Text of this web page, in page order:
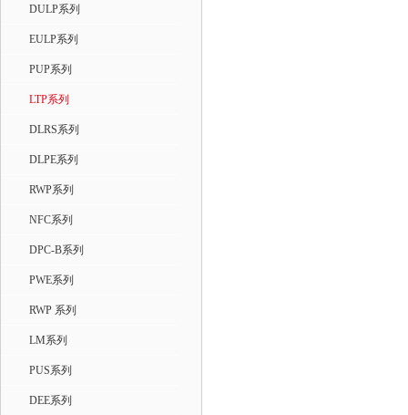
DULP系列
EULP系列
PUP系列
LTP系列
DLRS系列
DLPE系列
RWP系列
NFC系列
DPC-B系列
PWE系列
RWP 系列
LM系列
PUS系列
DEE系列